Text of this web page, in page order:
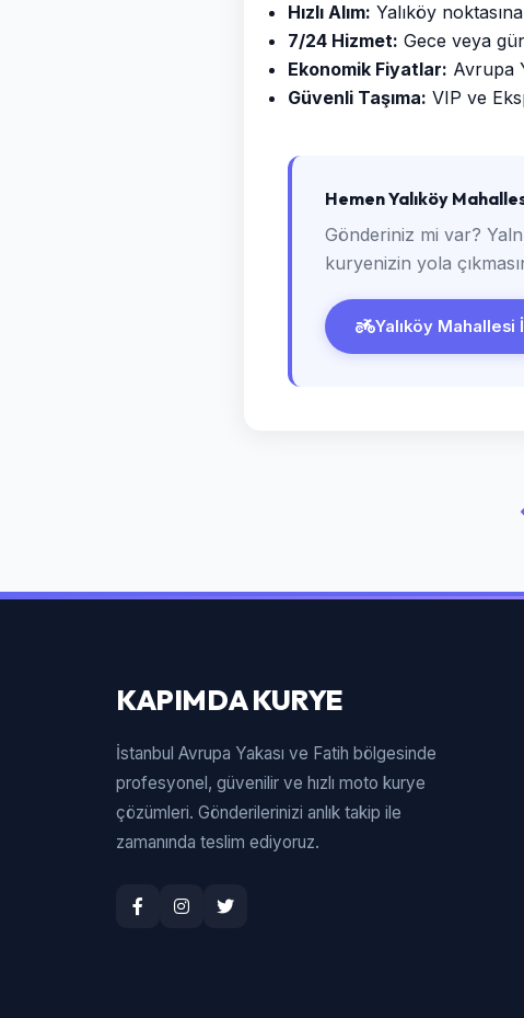
Hızlı Alım: Yalıköy
7/24 Hizmet: Gece veya
Ekonomik Fiyatlar: Avrupa
Güvenli Taşıma: VIP ve
Hemen Yalıköy
Gönderiniz mi var?
kuryenizin yola
Yalıköy Mahallesi
KAPIMDA KURYE
İstanbul Avrupa Yakası ve Fatih bölgesinde
profesyonel, güvenilir ve hızlı moto kurye
çözümleri. Gönderilerinizi anlık takip ile
zamanında teslim ediyoruz.